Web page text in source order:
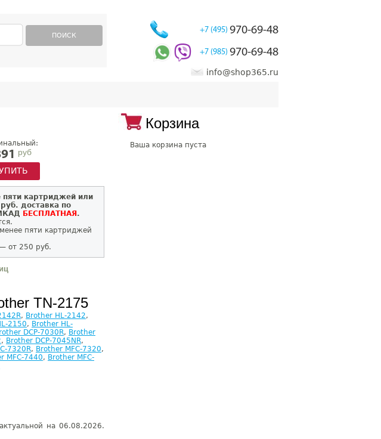
ПОИСК
+7 (495) 970-69-48
+7 (985) 970-69-48
info@shop365.ru
руб
пяти картриджей или
доставка по
БЕСПЛАТНАЯ .
пяти картриджей
от 250 руб.
TN-2175
, Brother HL-2142,
2150, Brother HL-
DCP-7030R, Brother
, Brother DCP-7045NR,
7320R, Brother MFC-7320,
MFC-7440, Brother MFC-
на 06.08.2026.
Корзина
Ваша корзина пуста